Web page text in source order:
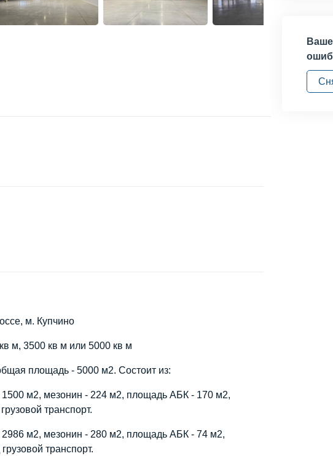
м. Купчино
м, 3500 кв м или 5000 кв м
площадь - 5000 м2. Состоит из:
м2, мезонин - 224 м2, площадь АБК - 170 м2,
транспорт.
м2, мезонин - 280 м2, площадь АБК - 74 м2,
транспорт.